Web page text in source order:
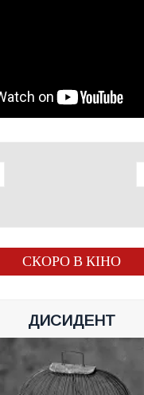
СКОРО В КІНО
ДИСИДЕНТ